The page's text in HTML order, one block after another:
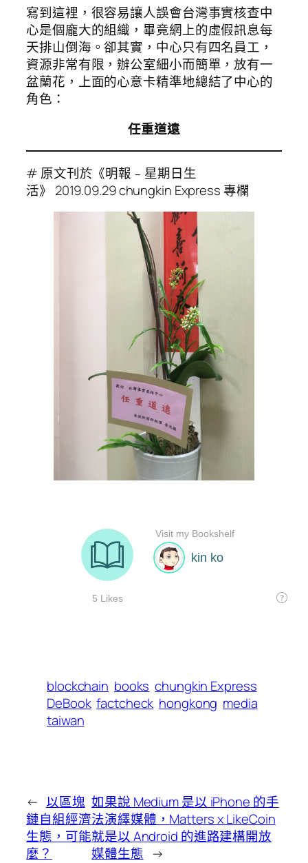
寫到這裡，很容易讓人誤會台灣事實核查中
心是個龐大的組織，畢竟網上的虛假訊息每
天排山倒海。卻其實，中心只有四名員工，
資源非常有限，辦公室細小而簡單，放有一
盆蘭花，上面的心意卡精準地總結了中心的
角色：
任重道遠
# 原文刊於《明報﹣星期日生
活》 2019.09.29 chungkin Express 專欄
blockchain books chungkin Express
DeBook factcheck hongkong media
taiwan
← 以區塊
鏈自組經濟
生態，可能
麼？
如果說 Medium 是以 iPhone 的手
法演繹媒體，Matters x LikeCoin
就是以 Android 的進路建構開放
媒體生態 →